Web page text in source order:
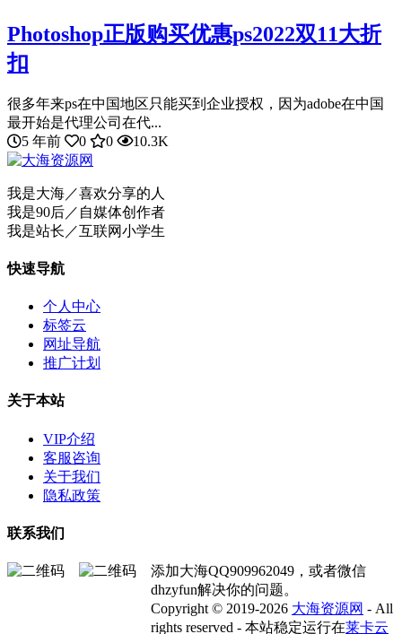
Photoshop正版购买优惠ps2022双11大折
扣
很多年来ps在中国地区只能买到企业授权，因为adobe在中国
最开始是代理公司在代...
5 年前
0 0 10.3K
我是大海／喜欢分享的人
我是90后／自媒体创作者
我是站长／互联网小学生
快速导航
个人中心
标签云
网址导航
推广计划
关于本站
VIP介绍
客服咨询
关于我们
隐私政策
联系我们
添加大海QQ909962049，或者微信
dhzyfun解决你的问题。
Copyright © 2019-2026 大海资源网 - All
rights reserved - 本站稳定运行在莱卡云